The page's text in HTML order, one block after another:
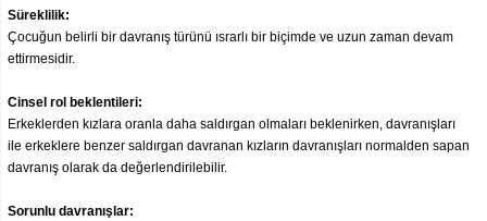
Süreklilik:
Çocuğun belirli bir davranış türünü ısrarlı bir biçimde ve uzun zaman devam
ettirmesidir.
Cinsel rol beklentileri:
Erkeklerden kızlara oranla daha saldırgan olmaları beklenirken, davranışları
ile erkeklere benzer saldırgan davranan kızların davranışları normalden sapan
davranış olarak da değerlendirilebilir.
Sorunlu davranışlar: